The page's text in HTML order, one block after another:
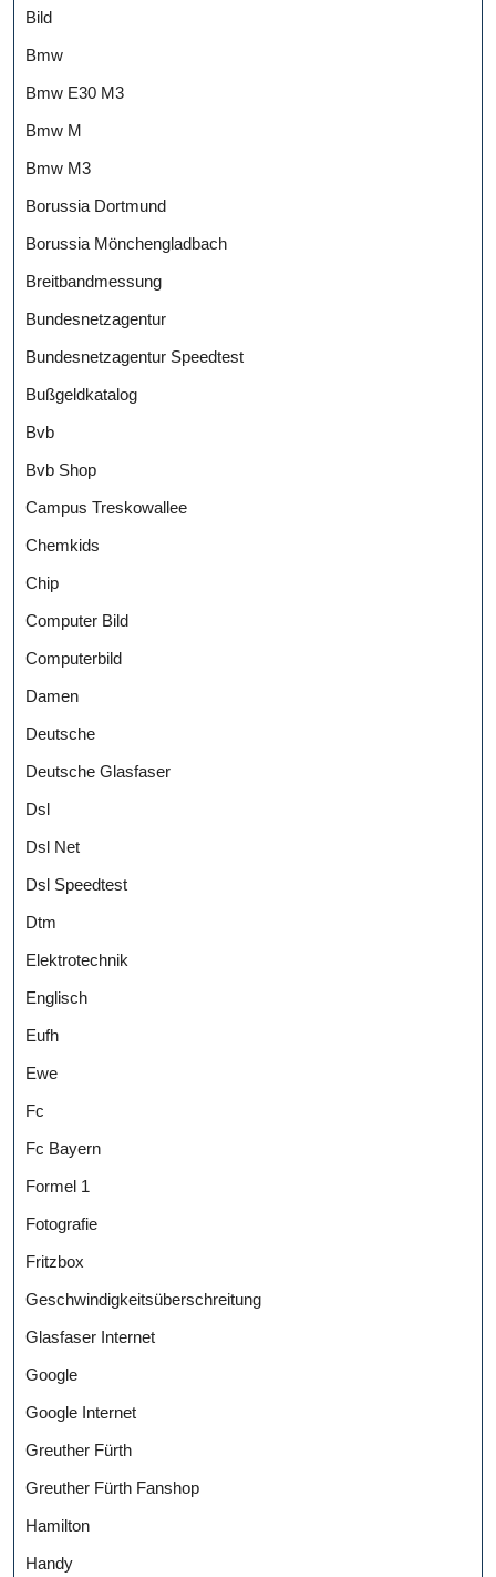
Bild
Bmw
Bmw E30 M3
Bmw M
Bmw M3
Borussia Dortmund
Borussia Mönchengladbach
Breitbandmessung
Bundesnetzagentur
Bundesnetzagentur Speedtest
Bußgeldkatalog
Bvb
Bvb Shop
Campus Treskowallee
Chemkids
Chip
Computer Bild
Computerbild
Damen
Deutsche
Deutsche Glasfaser
Dsl
Dsl Net
Dsl Speedtest
Dtm
Elektrotechnik
Englisch
Eufh
Ewe
Fc
Fc Bayern
Formel 1
Fotografie
Fritzbox
Geschwindigkeitsüberschreitung
Glasfaser Internet
Google
Google Internet
Greuther Fürth
Greuther Fürth Fanshop
Hamilton
Handy